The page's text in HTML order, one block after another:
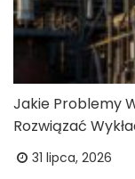
Jakie Problemy
Rozwiązać
31 lipca, 2026